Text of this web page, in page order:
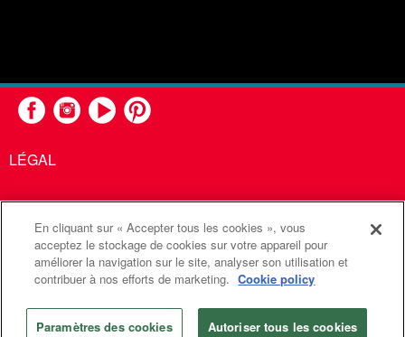
LÉGAL
United Methodist Communications est une agence de l'Église
Méthodiste Unie
Communications Méthodistes Unies. Tous droits
réservés
En cliquant sur « Accepter tous les cookies », vous
acceptez le stockage de cookies sur votre appareil pour
améliorer la navigation sur le site, analyser son utilisation et
contribuer à nos efforts de marketing. Cookie policy
Paramètres des cookies Autoriser tous les cookies